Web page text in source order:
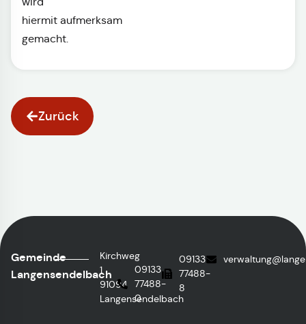
hiermit aufmerksam
gemacht.
Zurück
Gemeinde
Langensendelbach
Kirchweg
1
91094
Langensendelbach
09133
77488-
0
09133
77488-
8